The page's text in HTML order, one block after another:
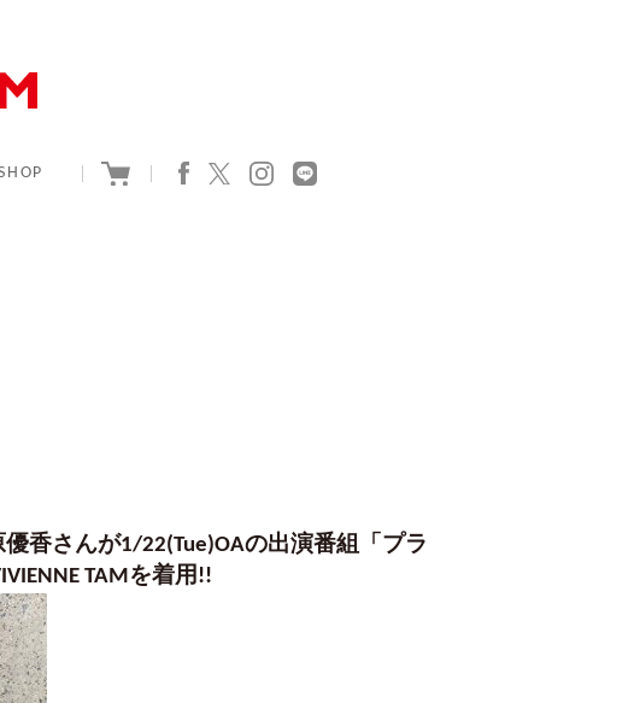
香さんが1/22(Tue)OAの出演番組「プラ
TAMを着用!!